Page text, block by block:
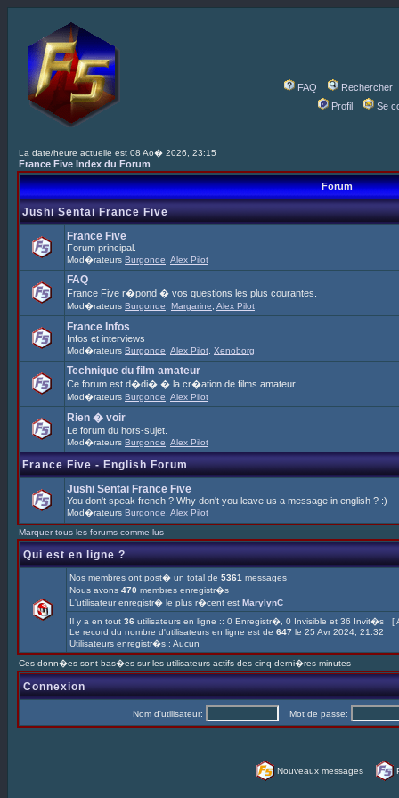
FAQ
Rechercher
Profil
Se
La date/heure actuelle est 08 Ao� 2026, 23:15
France Five Index du Forum
Forum
Jushi Sentai France Five
France Five
Forum principal.
Mod�rateurs Burgonde Alex Pilot
FAQ
France Five r�pond � vos questions les plus courantes.
Mod�rateurs Burgonde Margarine Alex Pilot
France Infos
Infos et interviews
Mod�rateurs Burgonde Alex Pilot Xenoborg
Technique du film amateur
Ce forum est d�di� � la cr�ation de films amateur.
Mod�rateurs Burgonde Alex Pilot
Rien � voir
Le forum du hors-sujet.
Mod�rateurs Burgonde Alex Pilot
France Five - English Forum
Jushi Sentai France Five
You don't speak french ? Why don't you leave us a message in english ? :)
Mod�rateurs Burgonde Alex Pilot
Marquer tous les forums comme lus
Qui est en ligne ?
Nos membres ont post� un total de 5361 messages
Nous avons 470 membres enregistr�s
L'utilisateur enregistr� le plus r�cent est MarylynC
Il y a en tout 36 utilisateurs en ligne :: 0 Enregistr�, 0 Invisible et 36 Invit�s [
Le record du nombre d'utilisateurs en ligne est de 647 le 25 Avr 2024, 21:32
Utilisateurs enregistr�s : Aucun
Ces donn�es sont bas�es sur les utilisateurs actifs des cinq derni�res minutes
Connexion
Nom d'utilisateur: Mot de passe:
Nouveaux messages